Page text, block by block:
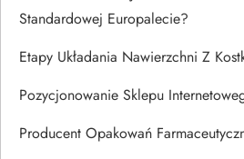
Standardowej Europalecie?
Etapy Układania Nawierzchni Z
Pozycjonowanie Sklepu
Producent Opakowań